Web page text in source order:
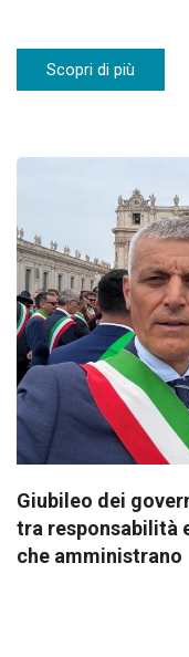
Scopri di più
Giubileo dei
tra responsabilità
che amministrano